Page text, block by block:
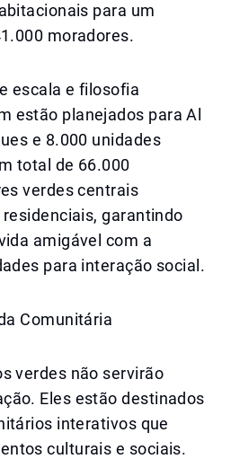
para um
moradores.
escala e filosofia
estão planejados para Al
e 8.000 unidades
total de 66.000
verdes centrais
garantindo
amigável com a
para interação social.
Comunitária
verdes não servirão
Eles estão destinados
interativos que
culturais e sociais.